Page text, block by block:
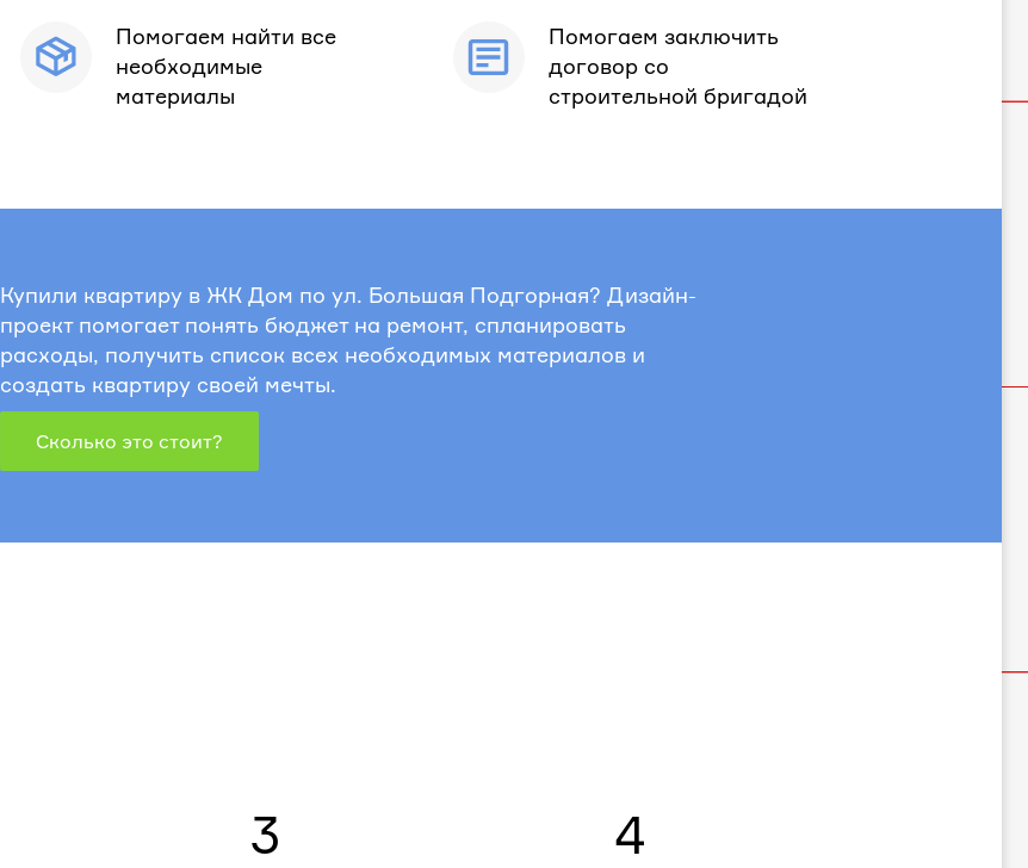
Помогаем найти все
необходимые
материалы
Помогаем заключить
договор со
строительной бригадой
Купили квартиру в ЖК Дом по ул. Большая Подгорная? Дизайн-
проект помогает понять бюджет на ремонт, спланировать
расходы, получить список всех необходимых материалов и
создать квартиру своей мечты.
Сколько это стоит?
3 4